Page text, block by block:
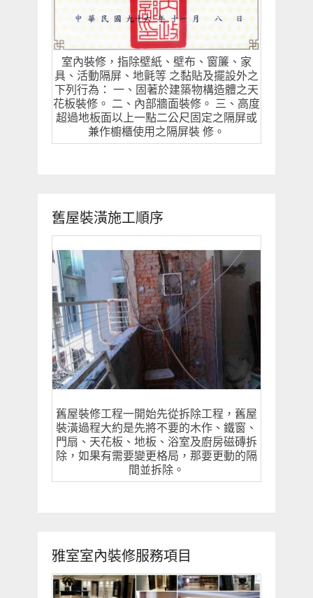
室內裝修，指除壁紙、壁布、窗簾、家
具、活動隔屏、地氈等 之黏貼及擺設外之
下列行為： 一、固著於建築物構造體之天
花板裝修。 二、內部牆面裝修。 三、高度
超過地板面以上一點二公尺固定之隔屏或
兼作櫥櫃使用之隔屏裝 修。
舊屋裝潢施工順序
舊屋裝修工程一開始先從拆除工程，舊屋
裝潢過程大約是先將不要的木作、鐵窗、
門扇、天花板、地板、浴室及廚房磁磚拆
除，如果有需要變更格局，那要更動的隔
間並拆除。
雅室室內裝修服務項目